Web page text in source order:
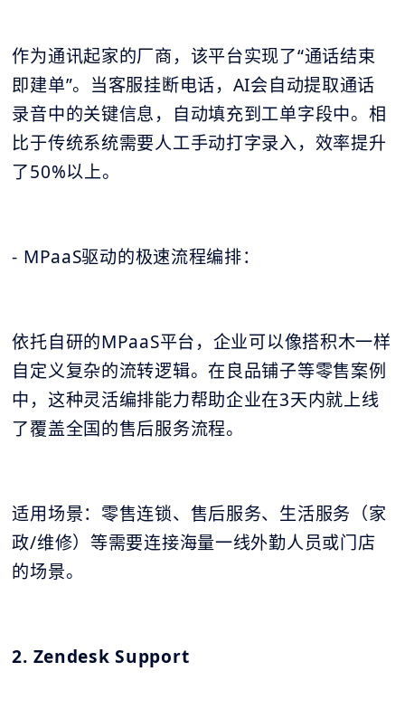
作为通讯起家的厂商，该平台实现了“通话结束
即建单”。当客服挂断电话，AI会自动提取通话
录音中的关键信息，自动填充到工单字段中。相
比于传统系统需要人工手动打字录入，效率提升
了50%以上。
- MPaaS驱动的极速流程编排：
依托自研的MPaaS平台，企业可以像搭积木一样
自定义复杂的流转逻辑。在良品铺子等零售案例
中，这种灵活编排能力帮助企业在3天内就上线
了覆盖全国的售后服务流程。
适用场景：零售连锁、售后服务、生活服务（家
政/维修）等需要连接海量一线外勤人员或门店
的场景。
2. Zendesk Support